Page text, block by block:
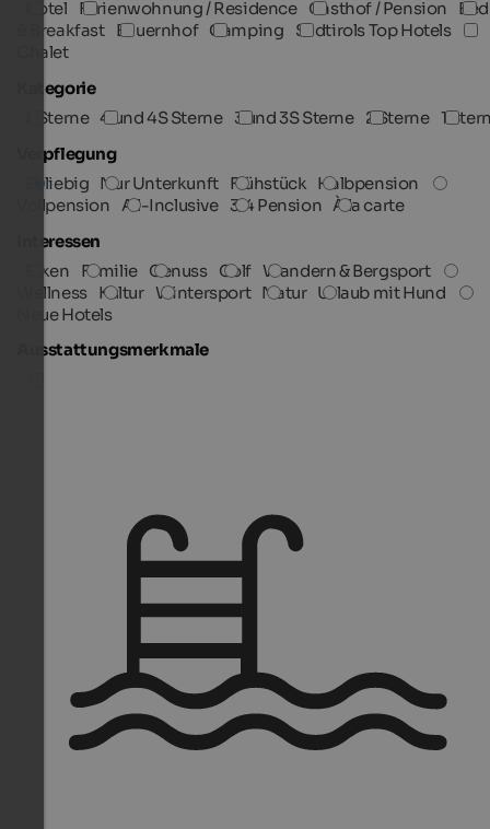
Hotel
Ferienwohnung / Residence Gasthof / Pension
Bed
& Breakfast Bauernhof Camping
Südtirols Top Hotels
Chalet
Kategorie
5 Sterne 4 und 4S Sterne 3 und 3S Sterne 2 Sterne 1
Verpflegung
Beliebig Nur Unterkunft Frühstück Halbpension
Vollpension All-Inclusive 3/4 Pension À la carte
Interessen
Biken
Familie Genuss Golf Wandern & Bergsport
Wellness Kultur Wintersport Natur Urlaub mit Hund
Neue Hotels
Ausstattungsmerkmale